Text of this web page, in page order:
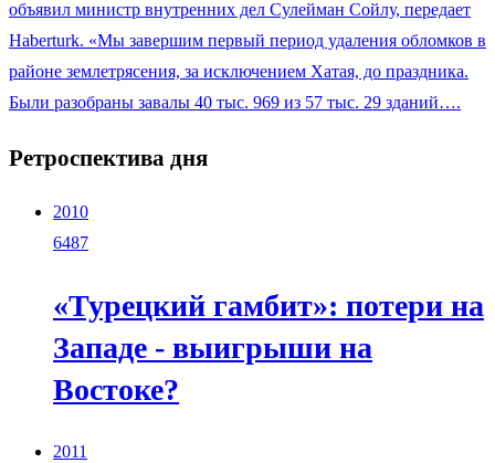
объявил министр внутренних дел Сулейман Сойлу, передает
Нaberturk. «Мы завершим первый период удаления обломков в
районе землетрясения, за исключением Хатая, до праздника.
Были разобраны завалы 40 тыс. 969 из 57 тыс. 29 зданий….
Ретроспектива дня
2010
6487
«Турецкий гамбит»: потери на
Западе - выигрыши на
Востоке?
2011